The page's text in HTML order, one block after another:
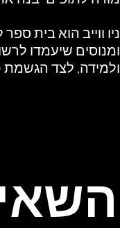
ניו ווייב הוא בית
ומנוסים שיעמדו
ולמידה, לצד